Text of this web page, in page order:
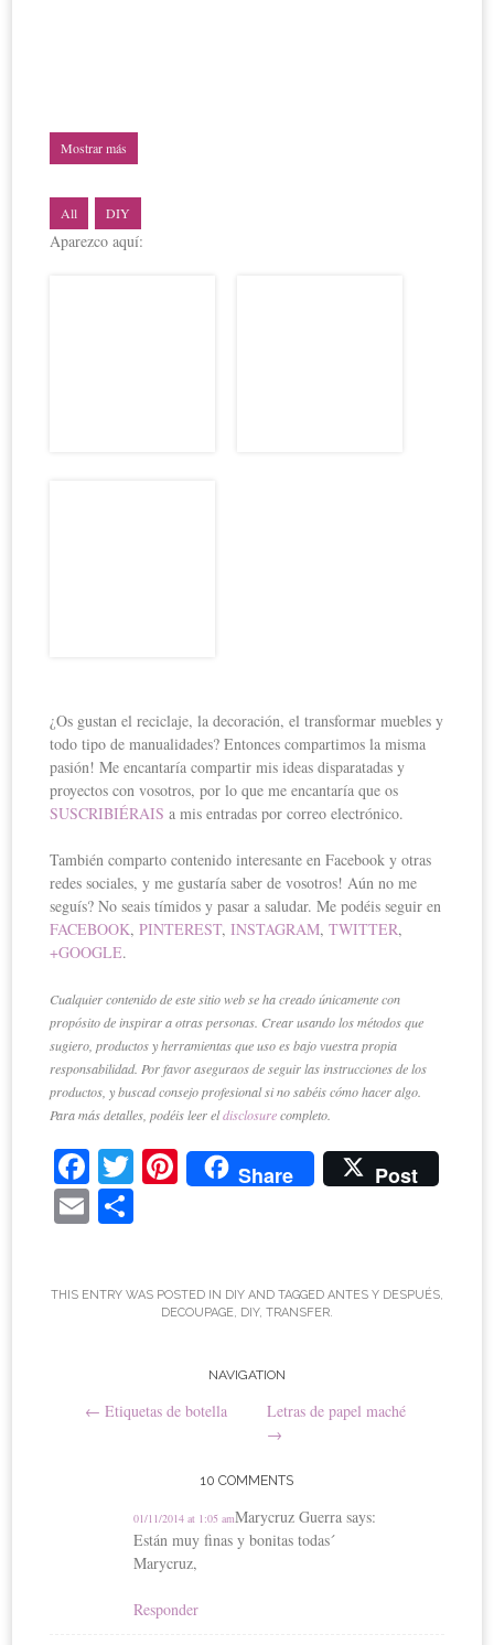
Mostrar más
All DIY
Aparezco aquí:
¿Os gustan el reciclaje, la decoración, el transformar muebles y
todo tipo de manualidades? Entonces compartimos la misma
pasión! Me encantaría compartir mis ideas disparatadas y
proyectos con vosotros, por lo que me encantaría que os
SUSCRIBIÉRAIS a mis entradas por correo electrónico.
También comparto contenido interesante en Facebook y otras
redes sociales, y me gustaría saber de vosotros! Aún no me
seguís? No seais tímidos y pasar a saludar. Me podéis seguir en
FACEBOOK,PINTEREST,INSTAGRAM,TWITTER,
+GOOGLE.
Cualquier contenido de este sitio web se ha creado únicamente con
propósito de inspirar a otras personas. Crear usando los métodos que
sugiero, productos y herramientas que uso es bajo vuestra propia
responsabilidad. Por favor aseguraos de seguir las instrucciones de los
productos, y buscad consejo profesional si no sabéis cómo hacer algo.
Para más detalles, podéis leer eldisclosurecompleto.
Fa
ce
bo
T Pi
nt
t
Share Post
E
pa
THIS ENTRY WAS POSTED IN DIY AND TAGGED ANTES Y DESPUÉS,
DECOUPAGE, DIY, TRANSFER.
navigation
NAVIGATION
← Etiquetas de botella
Letras de papel maché
→
10 COMMENTS
Marycruz Guerra says:
01/11/2014 at 1:05 am
Están muy finas y bonitas todas´
Marycruz,
Responder